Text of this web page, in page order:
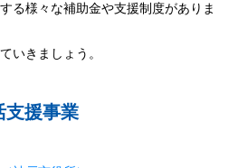
る様々な補助金や支援制度がありま
いきましょう。
支援事業